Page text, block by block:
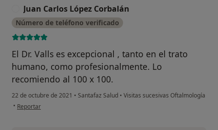
Juan Carlos López Corbalán
Número de teléfono verificado
El Dr. Valls es excepcional , tanto en el trato
humano, como profesionalmente. Lo
recomiendo al 100 x 100.
22 de octubre de 2021 • Santafaz Salud • Visitas sucesivas Oftalmología
• en opinión del usuario Juan Carlos López Corbalán
Reportar